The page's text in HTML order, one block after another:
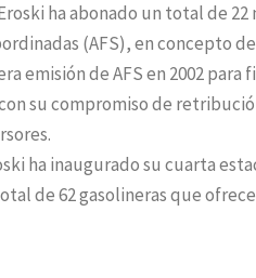
ha abonado un total de
(AFS), en concepto
emisión de AFS en 2002
su compromiso de
ha inaugurado su cuarta
de 62 gasolineras que